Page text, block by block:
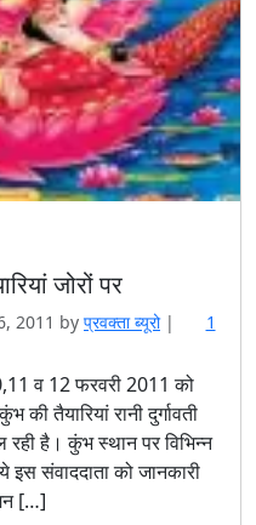
जोरों पर
2011 by प्रवक्‍ता ब्यूरो |
1
व 12 फरवरी 2011 को
की तैयारियां रानी दुर्गावती
रही है। कुंभ स्थान पर विभिन्न
इस संवाददाता को जानकारी
[…]